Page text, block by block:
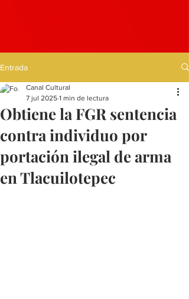
Entrada
Obtiene la FGR sentencia
contra individuo por
portación ilegal de arma
en Tlacuilotepec
Canal Cultural
7 jul 2025 1 min de lectura